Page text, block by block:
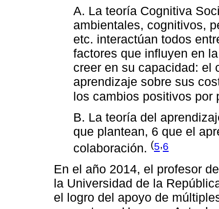
A. La teoría Cognitiva
ambientales, cognitivos,
etc. interactúan todos
factores que influyen en
creer en su capacidad: el
aprendizaje sobre sus
los cambios positivos por
B. La teoría del
que plantean, 6 que el
colaboración. (5 6
En el año 2014, el profesor
la Universidad de la
el logro del apoyo de